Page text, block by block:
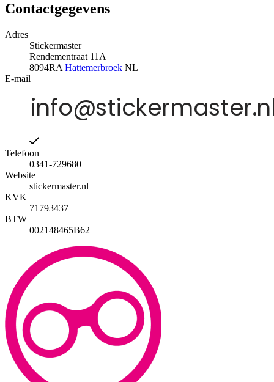
Contactgegevens
Adres
Stickermaster
Rendementraat 11A
8094RA Hattemerbroek NL
E-mail
Telefoon
0341-729680
Website
stickermaster.nl
KVK
71793437
BTW
002148465B62